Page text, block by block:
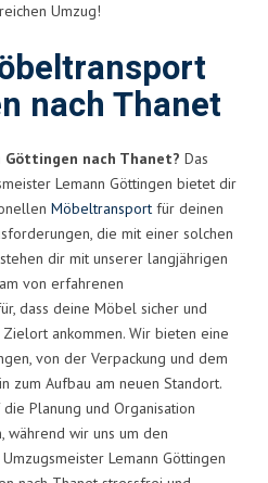
Umzug!
nach Thanet
Göttingen nach Thanet? Das
Lemann Göttingen bietet dir
Möbeltransport für deinen
die mit einer solchen
dir mit unserer langjährigen
von erfahrenen
dass deine Möbel sicher und
ankommen. Wir bieten eine
von der Verpackung und dem
zum Aufbau am neuen Standort.
Planung und Organisation
während wir uns um den
Lemann Göttingen